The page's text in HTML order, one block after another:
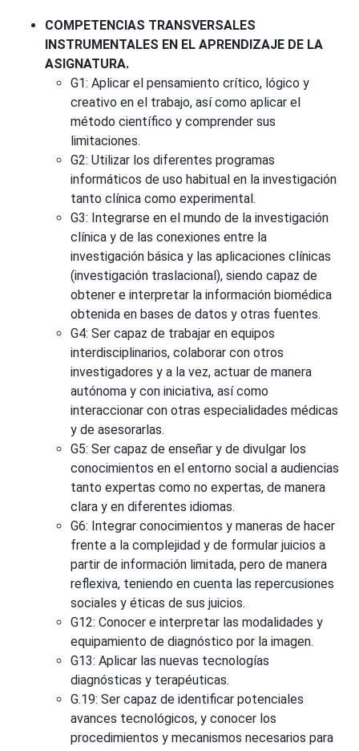
COMPETENCIAS TRANSVERSALES
INSTRUMENTALES EN EL APRENDIZAJE DE LA
ASIGNATURA.
G1: Aplicar el pensamiento crítico, lógico y
creativo en el trabajo, así como aplicar el
método científico y comprender sus
limitaciones.
G2: Utilizar los diferentes programas
informáticos de uso habitual en la investigación
tanto clínica como experimental.
G3: Integrarse en el mundo de la investigación
clínica y de las conexiones entre la
investigación básica y las aplicaciones clínicas
(investigación traslacional), siendo capaz de
obtener e interpretar la información biomédica
obtenida en bases de datos y otras fuentes.
G4: Ser capaz de trabajar en equipos
interdisciplinarios, colaborar con otros
investigadores y a la vez, actuar de manera
autónoma y con iniciativa, así como
interaccionar con otras especialidades médicas
y de asesorarlas.
G5: Ser capaz de enseñar y de divulgar los
conocimientos en el entorno social a audiencias
tanto expertas como no expertas, de manera
clara y en diferentes idiomas.
G6: Integrar conocimientos y maneras de hacer
frente a la complejidad y de formular juicios a
partir de información limitada, pero de manera
reflexiva, teniendo en cuenta las repercusiones
sociales y éticas de sus juicios.
G12: Conocer e interpretar las modalidades y
equipamiento de diagnóstico por la imagen.
G13: Aplicar las nuevas tecnologías
diagnósticas y terapéuticas.
G.19: Ser capaz de identificar potenciales
avances tecnológicos, y conocer los
procedimientos y mecanismos necesarios para